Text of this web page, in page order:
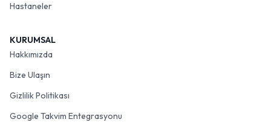
Hastaneler
KURUMSAL
Hakkımızda
Bize Ulaşın
Gizlilik Politikası
Google Takvim Entegrasyonu